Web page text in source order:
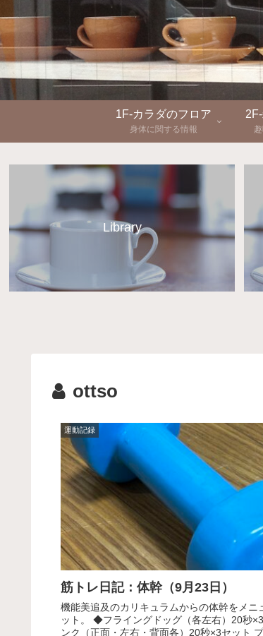
1F-カラダのフロア
身体に関する情報
Library
ottso
運動記録
筋トレ日記：体幹（9月23日）
機能美追及のカリキュラムからの体幹をメニ
ット。 ◆フライングドッグ（各左右）20秒
ンク（正面・左右・背面各）20秒×3セット